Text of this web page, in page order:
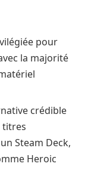
pour
la majorité
crédible
titres
Steam Deck,
Heroic